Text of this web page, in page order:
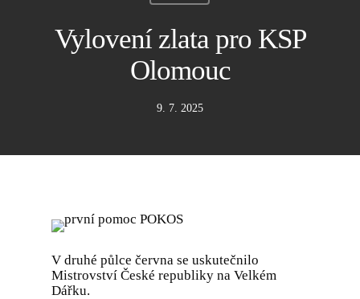
Vylovení zlata pro KSP
Olomouc
9. 7. 2025
V druhé půlce června se uskutečnilo
Mistrovství České republiky na Velkém
Dářku.